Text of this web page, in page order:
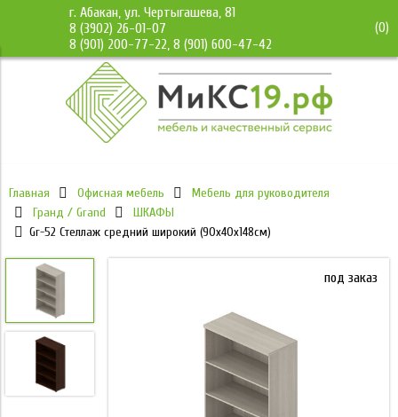
г. Абакан, ул. Чертыгашева, 81
8 (3902) 26-01-07
8 (901) 200-77-22, 8 (901) 600-47-42
(0)
Главная Офисная мебель
Мебель для руководителя
Гранд / Grand
ШКАФЫ
Gr-52 Стеллаж средний широкий (90х40х148см)
под заказ